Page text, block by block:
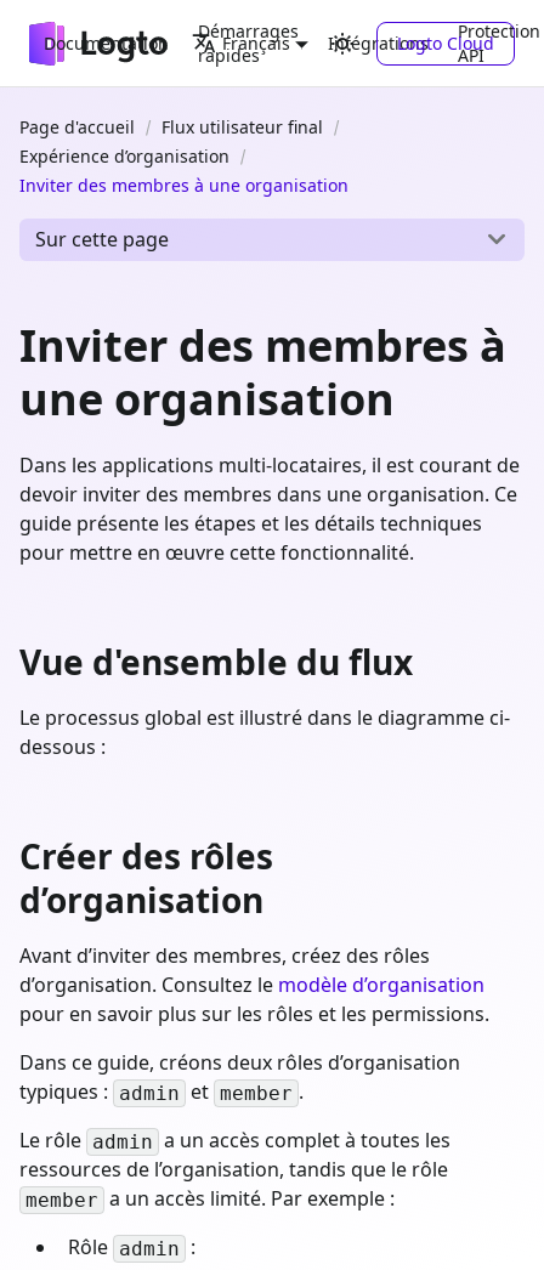
Documentation
Démarrages
rapides
Intégrations
Protection
API
Français Logto Cloud
Page d'accueil
Flux utilisateur final
Expérience d’organisation
Inviter des membres à une organisation
Sur cette page
Inviter des membres à
une organisation
Dans les applications multi‑locataires, il est courant de
devoir inviter des membres dans une organisation. Ce
guide présente les étapes et les détails techniques
pour mettre en œuvre cette fonctionnalité.
Vue d'ensemble du flux
Le processus global est illustré dans le diagramme ci-
dessous :
Créer des rôles
d’organisation
Avant d’inviter des membres, créez des rôles
d’organisation. Consultez le modèle d’organisation
pour en savoir plus sur les rôles et les permissions.
Dans ce guide, créons deux rôles d’organisation
typiques : admin et member .
Le rôle admin a un accès complet à toutes les
ressources de l’organisation, tandis que le rôle
member a un accès limité. Par exemple :
Rôle admin :